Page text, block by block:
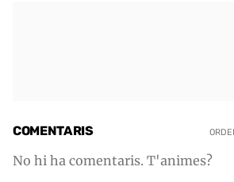
COMENTARIS
No hi ha comentaris. T'animes?